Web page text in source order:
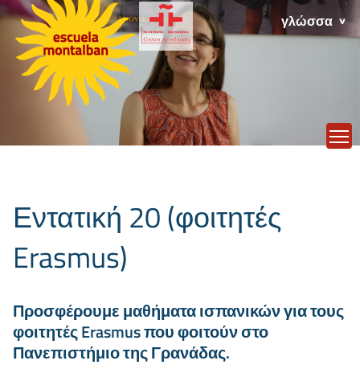
γλώσσα
Εντατική 20 (φοιτητές
Erasmus)
Προσφέρουμε μαθήματα ισπανικών για τους
φοιτητές Erasmus που φοιτούν στο
Πανεπιστήμιο της Γρανάδας.